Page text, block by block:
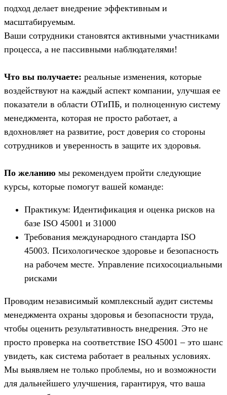
подход делает внедрение эффективным и
масштабируемым.
Ваши сотрудники становятся активными участниками
процесса, а не пассивными наблюдателями!
Что вы получаете: реальные изменения, которые
воздействуют на каждый аспект компании, улучшая ее
показатели в области ОТиПБ, и полноценную систему
менеджмента, которая не просто работает, а
вдохновляет на развитие, рост доверия со стороны
сотрудников и уверенность в защите их здоровья.
По желанию мы рекомендуем пройти следующие
курсы, которые помогут вашей команде:
Практикум: Идентификация и оценка рисков на
базе ISO 45001 и 31000
Требования международного стандарта ISO
45003. Психологическое здоровье и безопасность
на рабочем месте. Управление психосоциальными
рисками
Проводим независимый комплексный аудит системы
менеджмента охраны здоровья и безопасности труда,
чтобы оценить результативность внедрения. Это не
просто проверка на соответствие ISO 45001 – это шанс
увидеть, как система работает в реальных условиях.
Мы выявляем не только проблемы, но и возможности
для дальнейшего улучшения, гарантируя, что ваша